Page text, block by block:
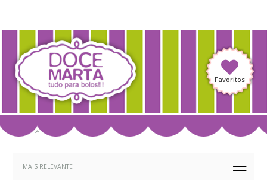
Favoritos
CHOCOLATES